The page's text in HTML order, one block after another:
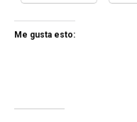
Me gusta esto: